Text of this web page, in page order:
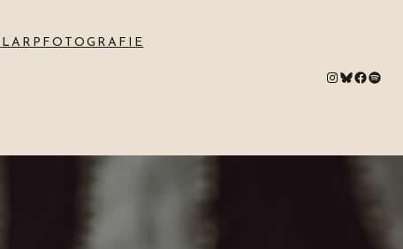
LARPFOTOGRAFIE
# Bluesky # Spotify